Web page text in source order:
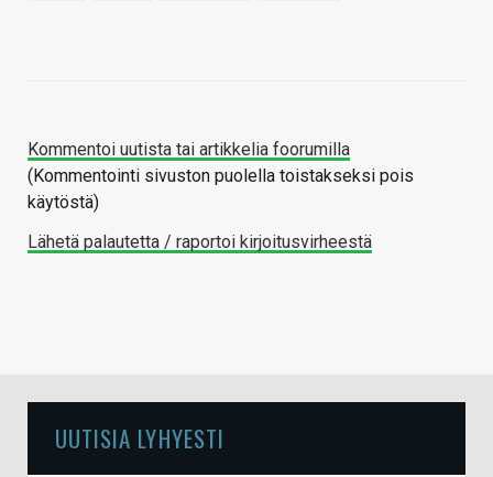
Kommentoi uutista tai artikkelia foorumilla
(Kommentointi sivuston puolella toistakseksi pois
käytöstä)
Lähetä palautetta / raportoi kirjoitusvirheestä
UUTISIA LYHYESTI